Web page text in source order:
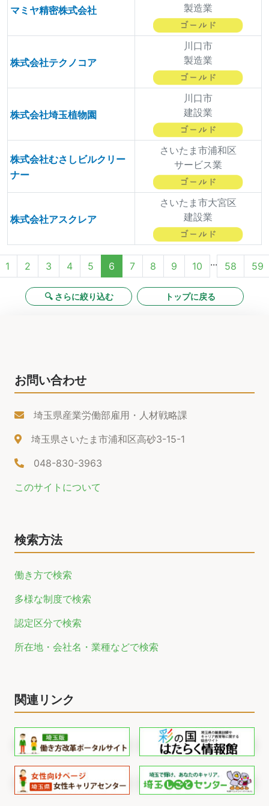
マミヤ精密株式会社
製造業
株式会社テクノコア
川口市
製造業
株式会社埼玉植物園
川口市
建設業
株式会社むさしビルクリー
ナー
さいたま市浦和区
サービス業
株式会社アスクレア
さいたま市大宮区
建設業
1 2 3 4 5 6 7 8 9 10 ... 58 59
🔍 さらに絞り込む トップに戻る
お問い合わせ
埼玉県産業労働部雇用・人材戦略課
埼玉県さいたま市浦和区高砂3-15-1
048-830-3963
このサイトについて
検索方法
働き方で検索
多様な制度で検索
認定区分で検索
所在地・会社名・業種などで検索
関連リンク